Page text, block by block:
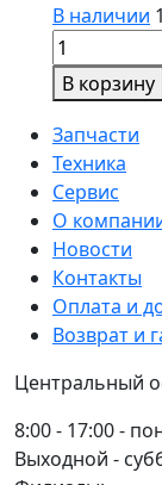
В наличии
Количество
товара
Звено
ПРД-38
Д=9мм
В корзину
Запчасти
Техника
Сервис
О
Новости
Контакты
Оплата и
Возврат и
Центральный
8:00 - 17:00 -
Выходной -